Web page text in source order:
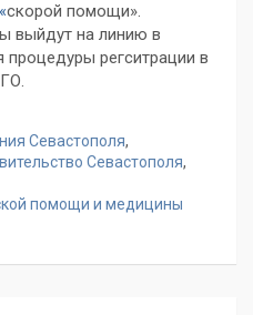
скорой помощи».
выйдут на линию в
регситрации в
Севастополя,
Севастополя,
помощи и медицины